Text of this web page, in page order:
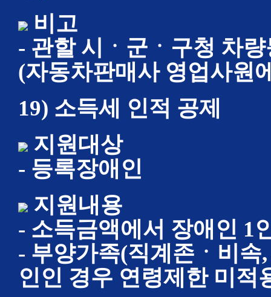
비고
- 관할 시ㆍ군ㆍ구청 차
(자동차판매사 영업사원
19) 소득세 인적 공제
지원대상
- 등록장애인
지원내용
- 소득금액에서 장애인 1
- 부양가족(직계존ㆍ비
인인 경우 연령제한 미적